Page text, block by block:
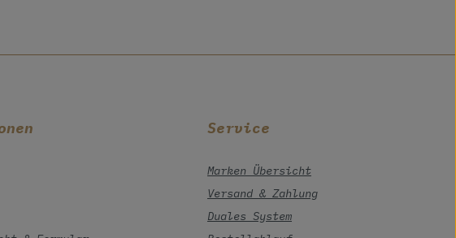
Service
Marken Übersicht
Versand & Zahlung
Duales System